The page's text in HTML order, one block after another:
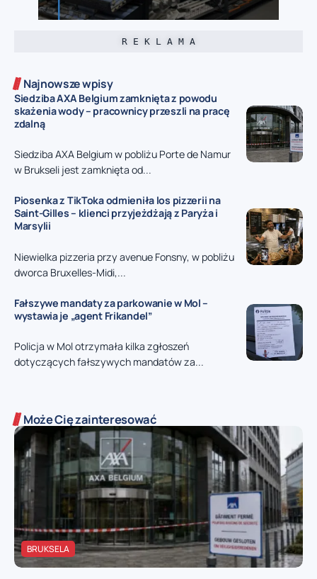
R E K L A M A
Najnowsze wpisy
Siedziba AXA Belgium zamknięta z powodu
skażenia wody – pracownicy przeszli na pracę
zdalną
Siedziba AXA Belgium w pobliżu Porte de Namur
w Brukseli jest zamknięta od...
Piosenka z TikToka odmieniła los pizzerii na
Saint-Gilles – klienci przyjeżdżają z Paryża i
Marsylii
Niewielka pizzeria przy avenue Fonsny, w pobliżu
dworca Bruxelles-Midi,...
Fałszywe mandaty za parkowanie w Mol –
wystawia je „agent Frikandel”
Policja w Mol otrzymała kilka zgłoszeń
dotyczących fałszywych mandatów za...
Może Cię zainteresować
BRUKSELA